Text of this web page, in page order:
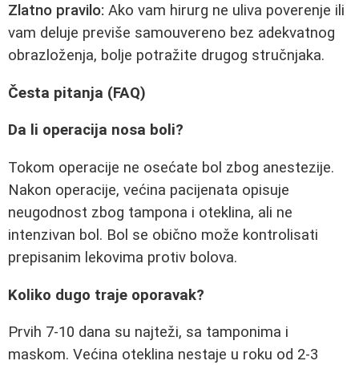
Zlatno pravilo: Ako vam hirurg ne uliva poverenje ili
vam deluje previše samouvereno bez adekvatnog
obrazloženja, bolje potražite drugog stručnjaka.
Česta pitanja (FAQ)
Da li operacija nosa boli?
Tokom operacije ne osećate bol zbog anestezije.
Nakon operacije, većina pacijenata opisuje
neugodnost zbog tampona i oteklina, ali ne
intenzivan bol. Bol se obično može kontrolisati
prepisanim lekovima protiv bolova.
Koliko dugo traje oporavak?
Prvih 7-10 dana su najteži, sa tamponima i
maskom. Većina oteklina nestaje u roku od 2-3